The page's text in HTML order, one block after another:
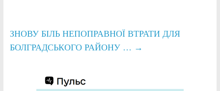
ЗНОВУ БІЛЬ НЕПОПРАВНОЇ ВТРАТИ ДЛЯ
БОЛГРАДСЬКОГО РАЙОНУ … →